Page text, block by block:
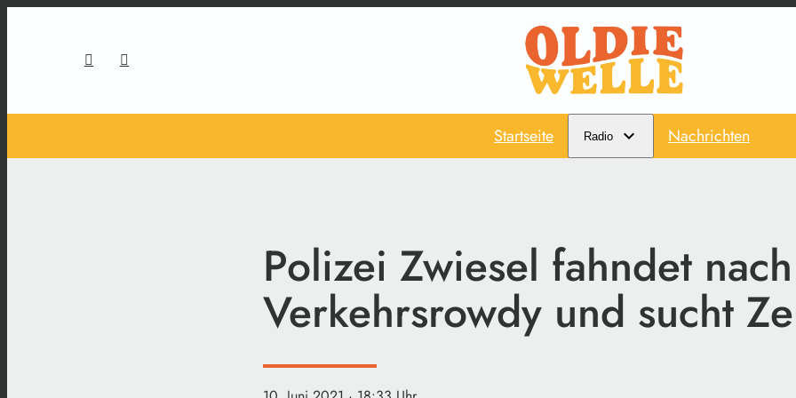
Startseite Radio Nachrichten
Polizei Zwiesel fahndet nach
Verkehrsrowdy und sucht